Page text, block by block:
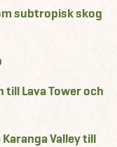
du aldrig glömmer.
hos Winberg
tips inför din
subtropisk skog
till Lava Tower och
Valley till